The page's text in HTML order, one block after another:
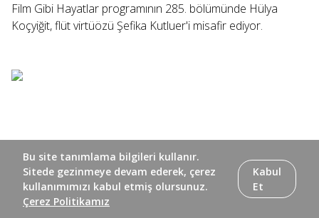
Film Gibi Hayatlar programının 285. bölümünde Hülya
Koçyiğit, flüt virtüözü Şefika Kutluer'i misafir ediyor.
Bu site tanımlama bilgileri kullanır.
Sitede gezinmeye devam ederek, çerez
kullanımımızı kabul etmiş olursunuz.
Çerez Politikamız
Kabul
Et